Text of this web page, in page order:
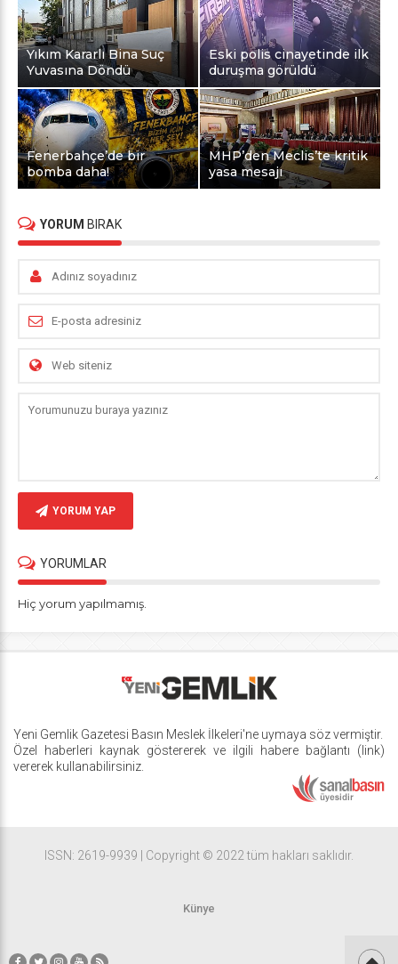
Yıkım Kararlı Bina Suç
Yuvasına Döndü
Eski polis cinayetinde ilk
duruşma görüldü
Fenerbahçe’de bir
bomba daha!
MHP’den Meclis’te kritik
yasa mesajı
YORUM BIRAK
YORUM YAP
YORUMLAR
Hiç yorum yapılmamış.
Yeni Gemlik Gazetesi Basın Meslek İlkeleri'ne uymaya söz vermiştir.
Özel haberleri kaynak göstererek ve ilgili habere bağlantı (link)
vererek kullanabilirsiniz.
ISSN: 2619-9939 | Copyright © 2022 tüm hakları saklıdır.
Künye